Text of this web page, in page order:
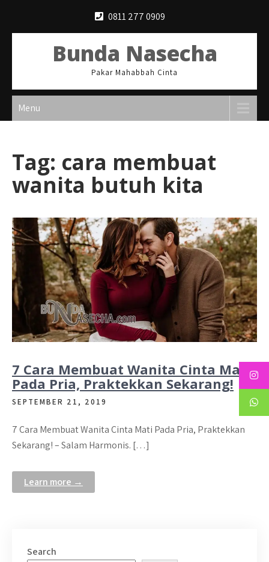
0811 277 0909
Bunda Nasecha
Pakar Mahabbah Cinta
Menu
Tag: cara membuat
wanita butuh kita
7 Cara Membuat Wanita Cinta Mati
Pada Pria, Praktekkan Sekarang!
SEPTEMBER 21, 2019
7 Cara Membuat Wanita Cinta Mati Pada Pria, Praktekkan
Sekarang! – Salam Harmonis. […]
Learn more →
Search